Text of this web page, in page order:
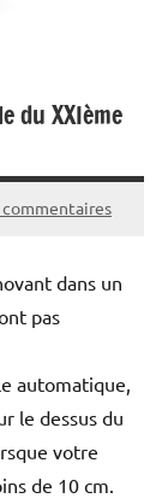
du XXIème
commentaires
dans un
pas
automatique,
le dessus du
votre
de 10 cm.